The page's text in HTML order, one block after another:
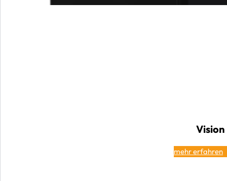
Vision
mehr erfahren